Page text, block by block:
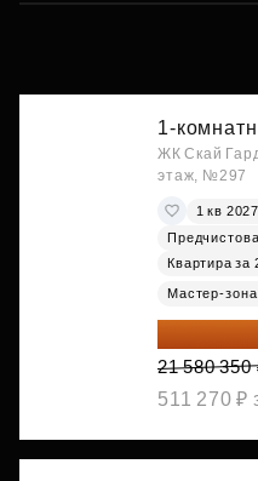
1-
ЖК Скай
этаж, №297
1 кв 2027
Квартира за
Мастер-
18 559
21 580 350
511 270 ₽